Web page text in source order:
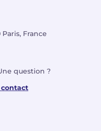
Paris, France
question ?